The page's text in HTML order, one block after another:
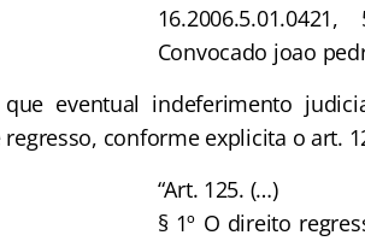
Convocado joao
indeferimento
conforme explicita o art.
“Art. 125. (…)
§ 1º O direito